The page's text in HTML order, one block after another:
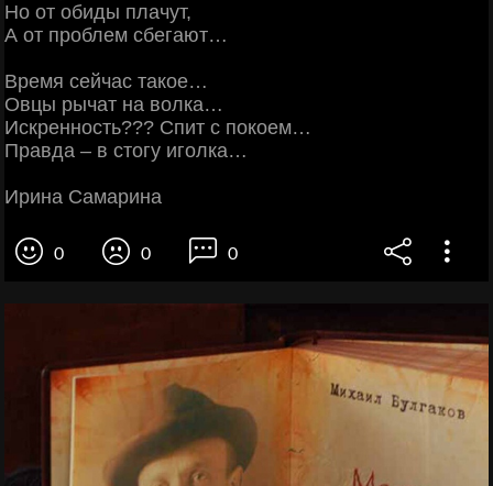
Но от обиды плачут,
А от проблем сбегают…
Время сейчас такое…
Овцы рычат на волка…
Искренность??? Спит с покоем…
Правда – в стогу иголка…
Ирина Самарина
0 0 0